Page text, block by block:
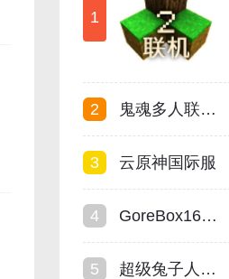
1
2 鬼魂多人联机版
3 云原神国际服
4 GoreBox16.0最新版本
5 超级兔子人双人手机版